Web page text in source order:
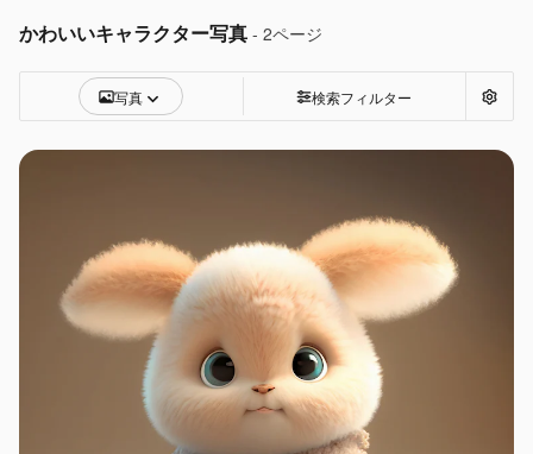
かわいいキャラクター写真 - 2ページ
写真 検索フィルター